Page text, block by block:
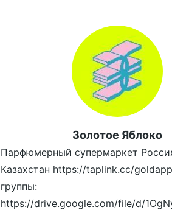
Золотое Яблоко
Парфюмерный супермаркет
Казахстан https://taplink.cc/
группы:
https://drive.google.com/file/d/